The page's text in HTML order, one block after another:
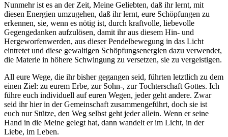
Nunmehr ist es an der Zeit, Meine Geliebten, daß ihr lernt, mit
diesen Energien umzugehen, daß ihr lernt, eure Schöpfungen zu
erkennen, sie, wenn es nötig ist, durch kraftvolle, liebevolle
Gegengedanken aufzulösen, damit ihr aus diesem Hin- und
Hergeworfenwerden, aus dieser Pendelbewegung in das Licht
eintretet und diese gewaltigen Schöpfungsenergien dazu verwendet,
die Materie in höhere Schwingung zu versetzen, sie zu vergeistigen.
All eure Wege, die ihr bisher gegangen seid, führten letztlich zu dem
einen Ziel: zu eurem Erbe, zur Sohn-, zur Tochterschaft Gottes. Ich
führe euch individuell auf euren Wegen, jeder geht andere. Zwar
seid ihr hier in der Gemeinschaft zusammengeführt, doch sie ist
euch nur Stütze, den Weg selbst geht jeder allein. Wenn er seine
Hand in die Meine gelegt hat, dann wandelt er im Licht, in der
Liebe, im Leben.